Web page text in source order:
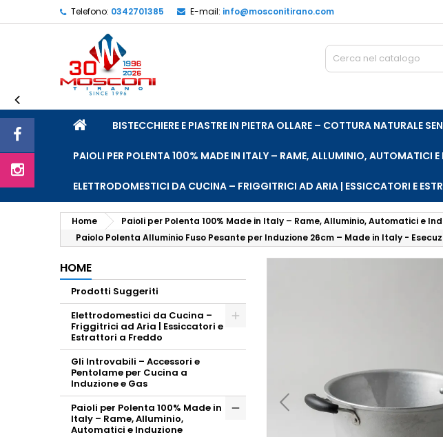
Telefono: 0342701385 E-mail: info@mosconitirano.com
HOMEBISTECCHIERE E PIASTRE IN PIETRA OLLARE – COTTURA NATURALE
PAIOLI PER POLENTA 100% MADE IN ITALY – RAME, ALLUMINIO, AUTOMATICI
ELETTRODOMESTICI DA CUCINA – FRIGGITRICI AD ARIA | ESSICCATORI E
Home Paioli per Polenta 100% Made in Italy – Rame, Alluminio, Automatici e
Paiolo Polenta Alluminio Fuso Pesante per Induzione 26cm – Made in Italy -
HOME
Prodotti Suggeriti
Elettrodomestici da Cucina –
Friggitrici ad Aria | Essiccatori e
Estrattori a Freddo
Gli Introvabili – Accessori e
Pentolame per Cucina a
Induzione e Gas
Paioli per Polenta 100% Made in
Italy – Rame, Alluminio,
Automatici e Induzione
Le mie liste di
Crea nuova lista
Crea lista dei
Accedi
Devi avere effettuato